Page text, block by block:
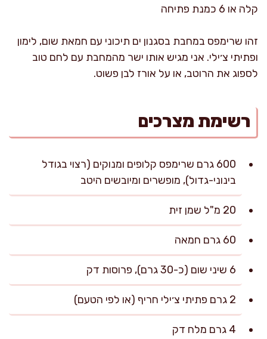
קלה או 6 כמנת פתיחה
זהו שרימפס במחבת בסגנון ים תיכוני עם חמאת שום, לימון
ופתיתי צ׳ילי. אני מגיש אותו ישר מהמחבת עם לחם טוב
לספוג את הרוטב, או על אורז לבן פשוט.
רשימת מצרכים
600 גרם שרימפס קלופים ומנוקים (רצוי בגודל
בינוני-גדול), מופשרים ומיובשים היטב
20 מ"ל שמן זית
60 גרם חמאה
6 שיני שום (כ-30 גרם), פרוסות דק
2 גרם פתיתי צ׳ילי חריף (או לפי הטעם)
4 גרם מלח דק